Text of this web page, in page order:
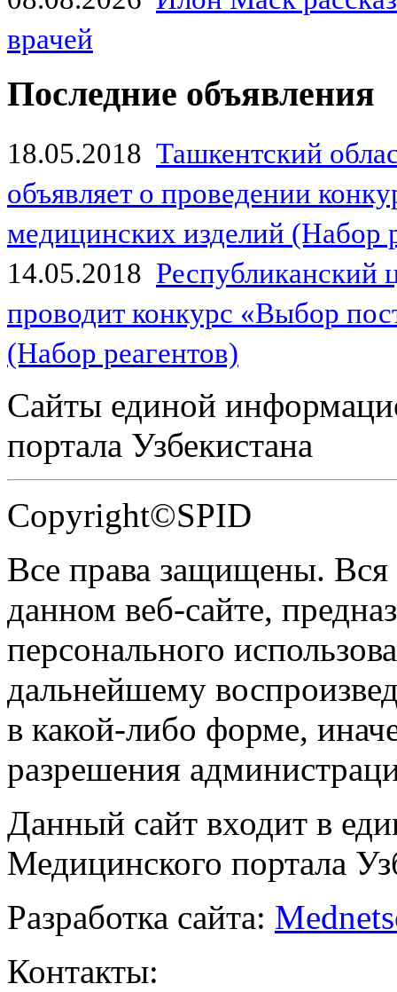
врачей
Последние объявления
18.05.2018 Ташкентский
объявляет о проведении
медицинских изделий (Набор
14.05.2018
проводит конкурс «Выбор
(Набор реагентов)
Сайты единой
портала Узбекистана
Copyright©SPID
Все права защищены.
данном веб-сайте,
персонального
дальнейшему
в какой-либо форме,
разрешения
Данный сайт входит в
Медицинского портала
Разработка сайта:
Контакты: